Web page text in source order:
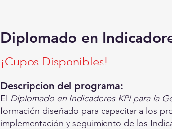
Diplomado en
¡Cupos Disponibles!
Descripcion del programa:
El Diplomado en Indicadores KPI para la
formación diseñado para capacitar a los
implementación y seguimiento de los